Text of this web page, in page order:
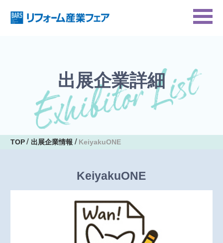
出展企業詳細
TOP 出展企業情報 KeiyakuONE
KeiyakuONE